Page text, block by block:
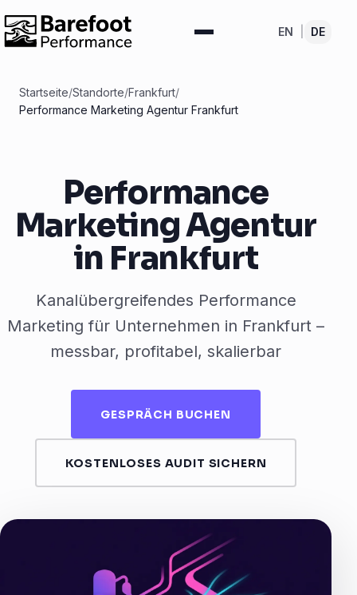
EN DE
Startseite/Standorte/Frankfurt/
Performance Marketing Agentur Frankfurt
Performance
Marketing Agentur
in Frankfurt
Kanalübergreifendes Performance
Marketing für Unternehmen in Frankfurt –
messbar, profitabel, skalierbar
GESPRÄCH BUCHEN
KOSTENLOSES AUDIT SICHERN